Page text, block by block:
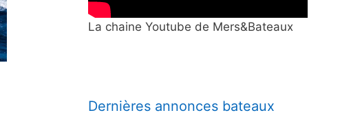
La chaine Youtube de Mers&Bateaux
Dernières annonces bateaux